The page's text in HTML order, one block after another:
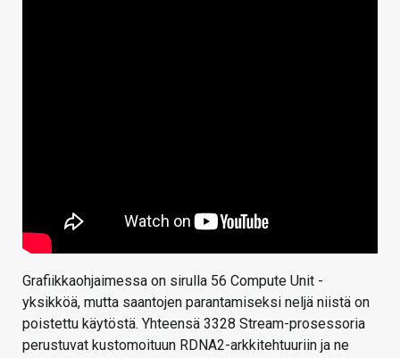
Grafiikkaohjaimessa on sirulla 56 Compute Unit -
yksikköä, mutta saantojen parantamiseksi neljä niistä on
poistettu käytöstä. Yhteensä 3328 Stream-prosessoria
perustuvat kustomoituun RDNA2-arkkitehtuuriin ja ne